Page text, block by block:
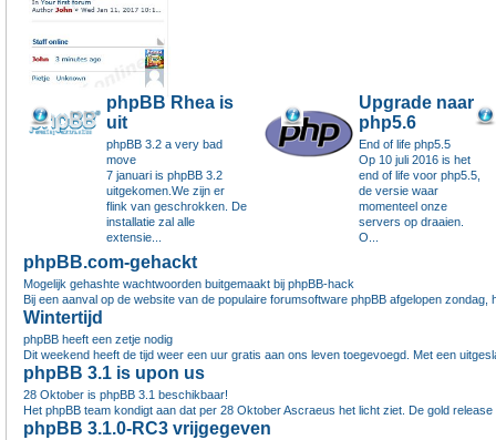
phpBB Rhea is
uit
phpBB 3.2 a very bad
move
7 januari is phpBB 3.2
uitgekomen.We zijn er
flink van geschrokken. De
installatie zal alle
extensie...
Upgrade naar
php5.6
End of life php5.5
Op 10 juli 2016 is het
end of life voor php5.5,
de versie waar
momenteel onze
servers op draaien.
O...
phpBB.com-gehackt
Mogelijk gehashte wachtwoorden buitgemaakt bij phpBB-hack
Bij een aanval op de website van de populaire forumsoftware phpBB afgelopen zondag,
Wintertijd
phpBB heeft een zetje nodig
Dit weekend heeft de tijd weer een uur gratis aan ons leven toegevoegd. Met een
phpBB 3.1 is upon us
28 Oktober is phpBB 3.1 beschikbaar!
Het phpBB team kondigt aan dat per 28 Oktober Ascraeus het licht ziet. De gold release
phpBB 3.1.0-RC3 vrijgegeven